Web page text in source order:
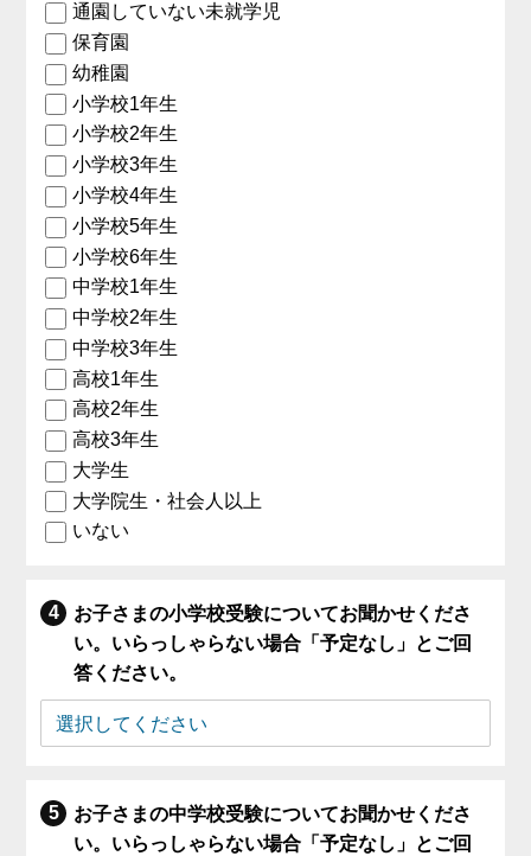
通園していない未就学児
保育園
幼稚園
小学校1年生
小学校2年生
小学校3年生
小学校4年生
小学校5年生
小学校6年生
中学校1年生
中学校2年生
中学校3年生
高校1年生
高校2年生
高校3年生
大学生
大学院生・社会人以上
いない
お子さまの小学校受験についてお聞かせくださ
い。いらっしゃらない場合「予定なし」とご回
答ください。
お子さまの中学校受験についてお聞かせくださ
い。いらっしゃらない場合「予定なし」とご回